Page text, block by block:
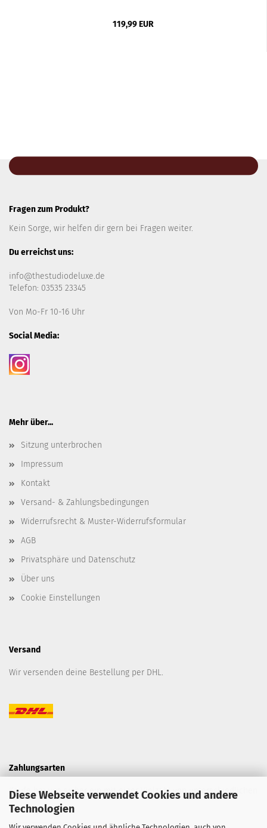
Diese Webseite verwendet Cookies und andere
Technologien
119,99 EUR
Fragen zum Produkt?
Kein Sorge, wir helfen dir gern bei Fragen weiter.
Du erreichst uns:
info@thestudiodeluxe.de
Telefon: 03535 23345
Von Mo-Fr 10-16 Uhr
Social Media:
Mehr über...
Sitzung unterbrochen
Impressum
Kontakt
Versand- & Zahlungsbedingungen
Widerrufsrecht & Muster-Widerrufsformular
AGB
Privatsphäre und Datenschutz
Über uns
Cookie Einstellungen
Versand
Wir versenden deine Bestellung per DHL.
Zahlungsarten
Kaufe bei uns sicher ein mit einer Vielzahl von unterschiedlichen
Zahlungsarten.